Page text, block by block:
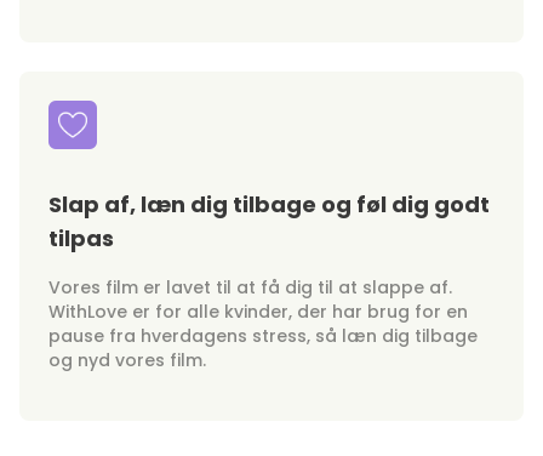
Slap af, læn dig tilbage og føl dig godt
tilpas
Vores film er lavet til at få dig til at slappe af.
WithLove er for alle kvinder, der har brug for en
pause fra hverdagens stress, så læn dig tilbage
og nyd vores film.